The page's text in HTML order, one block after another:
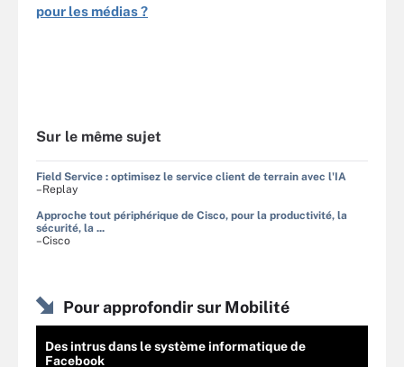
pour les médias ?
Sur le même sujet
Field Service : optimisez le service client de terrain avec l'IA
–Replay
Approche tout périphérique de Cisco, pour la productivité, la
sécurité, la ...
–Cisco
Pour approfondir sur Mobilité
Des intrus dans le système informatique de
Facebook